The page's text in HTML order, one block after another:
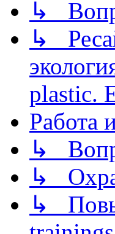
↳
↳
plastic.
Работа
↳
↳
↳